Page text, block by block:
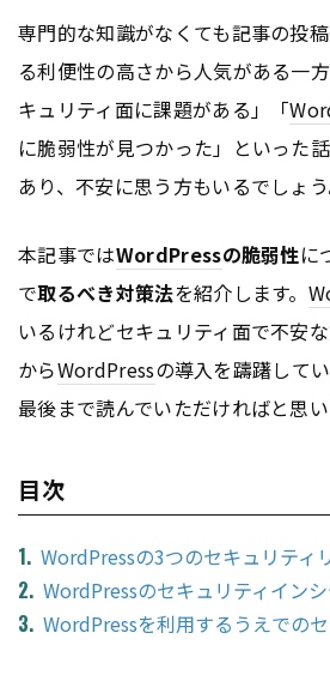
専門的な知識がなくても記事の投
る利便性の高さから人気がある一
キュリティ面に課題がある」「
に脆弱性が見つかった」といった
あり、不安に思う方もいるでしょう
本記事ではWordPressの脆弱性に
で取るべき対策法を紹介します。
いるけれどセキュリティ面で不安
からWordPressの導入を躊躇して
最後まで読んでいただければと思い
目次
WordPressの3つのセキュリティ
WordPressのセキュリティイン
WordPressを利用するうえでの